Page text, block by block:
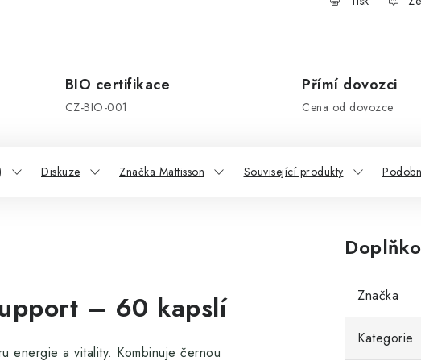
BIO certifikace
CZ-BIO-001
Přímí dovozci
Cena od dovozce
Diskuze Značka Mattisson Související produkty
– 60 kapslí
energie a vitality. Kombinuje černou
Značka
Kategorie